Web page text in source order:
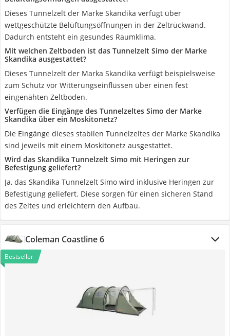
Dieses Tunnelzelt der Marke Skandika verfügt über
wettgeschützte Belüftungsöffnungen in der Zeltrückwand.
Dadurch entsteht ein gesundes Raumklima.
Mit welchen Zeltboden ist das Tunnelzelt Simo der Marke
Skandika ausgestattet?
Dieses Tunnelzelt der Marka Skandika verfügt beispielsweise
zum Schutz vor Witterungseinflüssen über einen fest
eingenähten Zeltboden.
Verfügen die Eingänge des Tunnelzeltes Simo der Marke
Skandika über ein Moskitonetz?
Die Eingänge dieses stabilen Tunnelzeltes der Marke Skandika
sind jeweils mit einem Moskitonetz ausgestattet.
Wird das Skandika Tunnelzelt Simo mit Heringen zur
Befestigung geliefert?
Ja, das Skandika Tunnelzelt Simo wird inklusive Heringen zur
Befestigung geliefert. Diese sorgen für einen sicheren Stand
des Zeltes und erleichtern den Aufbau.
Coleman Coastline 6
Bestseller